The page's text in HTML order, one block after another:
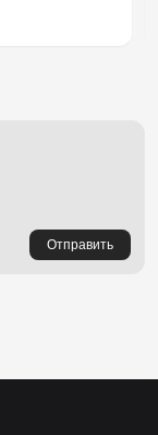
Отправить